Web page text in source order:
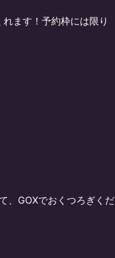
ます！予約枠には限り
、GOXでおくつろぎくだ